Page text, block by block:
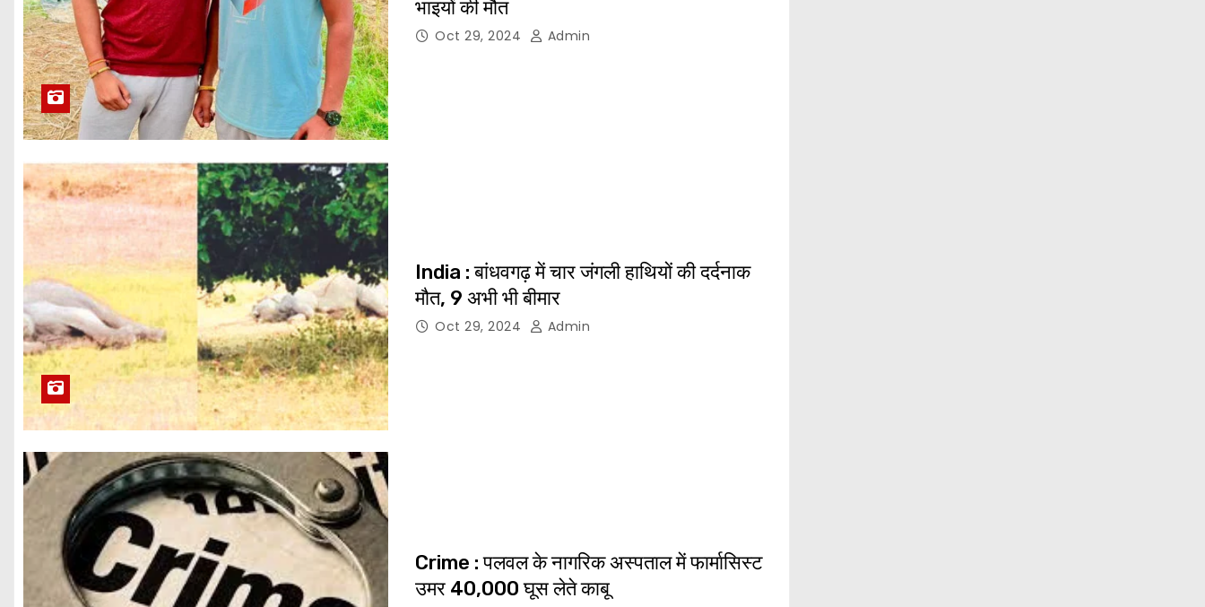
भाइयों की मौत
Oct 29, 2024 Admin
India : बांधवगढ़ में चार जंगली हाथियों की दर्दनाक
मौत, 9 अभी भी बीमार
Oct 29, 2024 Admin
Crime : पलवल के नागरिक अस्पताल में फार्मासिस्ट
उमर 40,000 घूस लेते काबू